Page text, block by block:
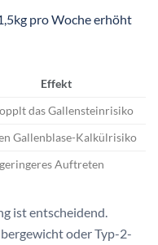
pro Woche erhöht
Effekt
das Gallensteinrisiko
Gallenblase-Kalkülrisiko
Auftreten
ist entscheidend.
oder Typ-2-